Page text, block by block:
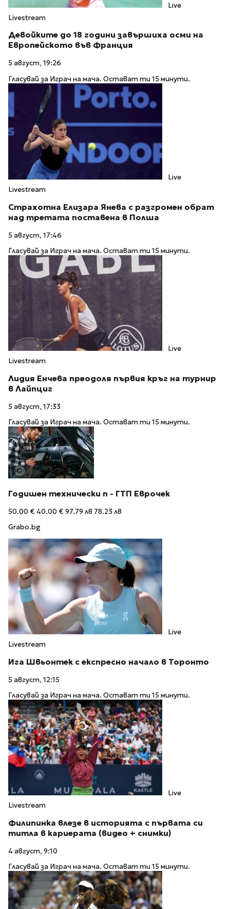
Live
Livestream
Девойките до 18 години завършиха осми на
Европейското във Франция
5 август, 19:26
Гласувай за Играч на мача. Остават ти 15 минути.
Live
Livestream
Страхотна Елизара Янева с разгромен обрат
над третата поставена в Полша
5 август, 17:46
Гласувай за Играч на мача. Остават ти 15 минути.
Live
Livestream
Лидия Енчева преодоля първия кръг на турнир
в Лайпциг
5 август, 17:33
Гласувай за Играч на мача. Остават ти 15 минути.
Годишен технически п - ГТП Еврочек
50.00 € 40.00 €97.79 лв 78.23 лв
Grabo.bg
Live
Livestream
Ига Швьонтек с експресно начало в Торонто
5 август, 12:15
Гласувай за Играч на мача. Остават ти 15 минути.
Live
Livestream
Филипинка влезе в историята с първата си
титла в кариерата (видео + снимки)
4 август, 9:10
Гласувай за Играч на мача. Остават ти 15 минути.